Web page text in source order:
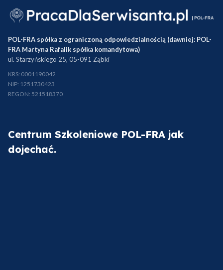
POL-FRA spółka z ograniczoną odpowiedzialnością (dawniej: POL-
FRA Martyna Rafalik spółka komandytowa)
ul. Starzyńskiego 25, 05-091 Ząbki
KRS: 0001190042
NIP: 1251730423
REGON: 521518370
Centrum Szkoleniowe POL-FRA jak
dojechać.